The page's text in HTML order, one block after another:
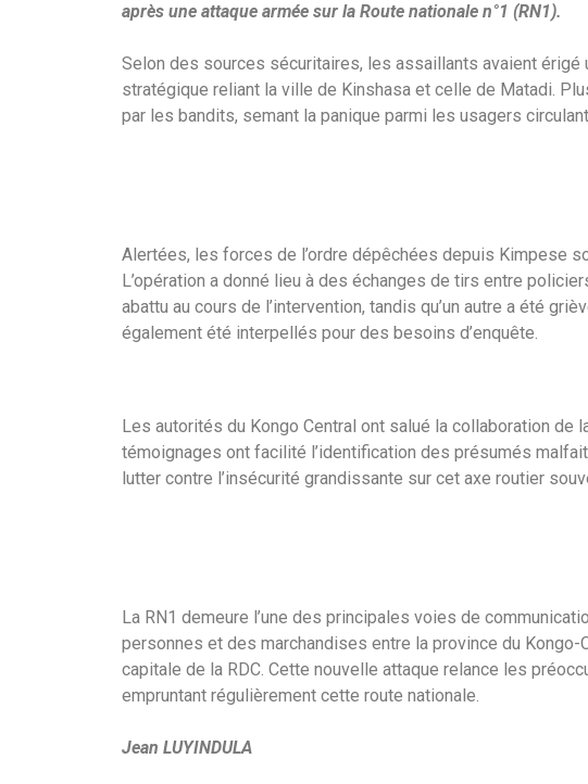
après une attaque armée sur la Route nationale n°1 (RN1).
Selon des sources sécuritaires, les assaillants avaient érigé
stratégique reliant la ville de Kinshasa et celle de Matadi.
par les bandits, semant la panique parmi les usagers
Alertées, les forces de l’ordre dépêchées depuis Kimpese
L’opération a donné lieu à des échanges de tirs entre
abattu au cours de l’intervention, tandis qu’un autre a été
également été interpellés pour des besoins d’enquête.
Les autorités du Kongo Central ont salué la collaboration
témoignages ont facilité l’identification des présumés
lutter contre l’insécurité grandissante sur cet axe routier
La RN1 demeure l’une des principales voies de
personnes et des marchandises entre la province du
capitale de la RDC. Cette nouvelle attaque relance les
empruntant régulièrement cette route nationale.
Jean LUYINDULA